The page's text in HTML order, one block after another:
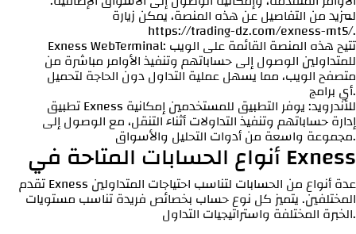
لمزيد من التفاصيل عن هذه المنصة، يمكن زيارة
https://trading-dz.com/exness-mt5/.
Exness WebTerminal: تتيح هذه المنصة القائمة على الويب
للمتداولين الوصول إلى حساباتهم وتنفيذ الأوامر مباشرة من
متصفح الويب، مما يسهل عملية التداول دون الحاجة لتحميل
أي برامج.
تطبيق Exness للأندرويد: يوفر التطبيق للمستخدمين إمكانية
إدارة حساباتهم وتنفيذ التداولات أثناء التنقل، مع الوصول إلى
مجموعة واسعة من أدوات التحليل والأسواق.
أنواع الحسابات المتاحة في Exness
تقدم Exness عدة أنواع من الحسابات لتناسب احتياجات المتداولين
المختلفين. يتميز كل نوع حساب بخصائص فريدة تناسب مستويات
الخبرة المختلفة واستراتيجيات التداول.